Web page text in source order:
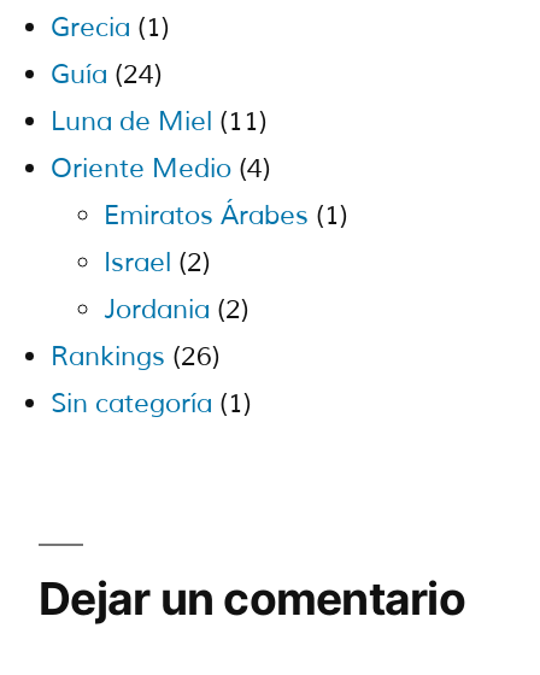
Grecia (1)
Guía (24)
Luna de Miel (11)
Oriente Medio (4)
Emiratos Árabes (1)
Israel (2)
Jordania (2)
Rankings (26)
Sin categoría (1)
Dejar un comentario